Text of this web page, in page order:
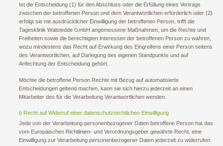
Ist die Entscheidung (1) für den Abschluss oder die Erfüllung eines Vertrags
zwischen der betroffenen Person und dem Verantwortlichen erforderlich oder (2)
erfolgt sie mit ausdrücklicher Einwilligung der betroffenen Person, trifft die
Tagesklinik Walstedde GmbH angemessene Maßnahmen, um die Rechte und
Freiheiten sowie die berechtigten Interessen der betroffenen Person zu wahren,
wozu mindestens das Recht auf Erwirkung des Eingreifens einer Person seitens
des Verantwortlichen, auf Darlegung des eigenen Standpunkts und auf
Anfechtung der Entscheidung gehört.
Möchte die betroffene Person Rechte mit Bezug auf automatisierte
Entscheidungen geltend machen, kann sie sich hierzu jederzeit an einen
Mitarbeiter des für die Verarbeitung Verantwortlichen wenden.
i) Recht auf Widerruf einer datenschutzrechtlichen Einwilligung
Jede von der Verarbeitung personenbezogener Daten betroffene Person hat das
vom Europäischen Richtlinien- und Verordnungsgeber gewährte Recht, eine
Einwilligung zur Verarbeitung personenbezogener Daten jederzeit zu widerrufen.